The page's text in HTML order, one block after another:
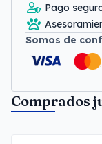
Pago
Somos de
Comprados